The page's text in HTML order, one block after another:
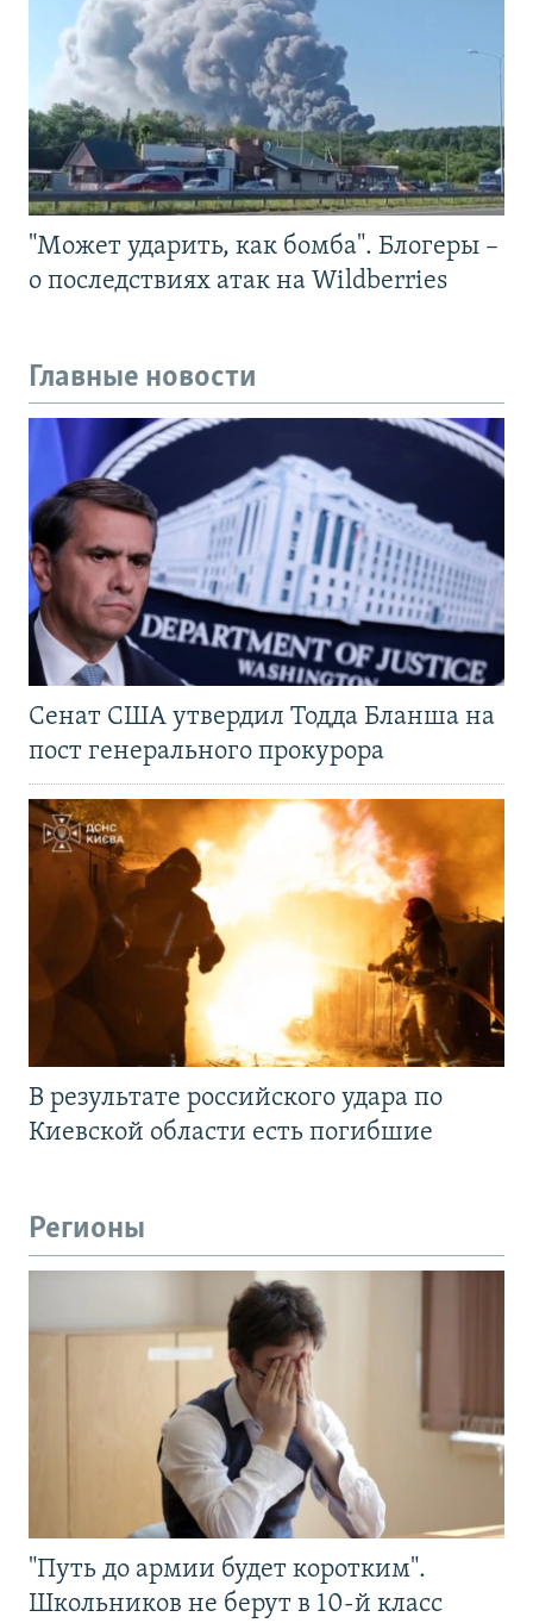
"Может ударить, как бомба". Блогеры –
о последствиях атак на Wildberries
Главные новости
Сенат США утвердил Тодда Бланша на
пост генерального прокурора
В результате российского удара по
Киевской области есть погибшие
Регионы
"Путь до армии будет коротким".
Школьников не берут в 10-й класс